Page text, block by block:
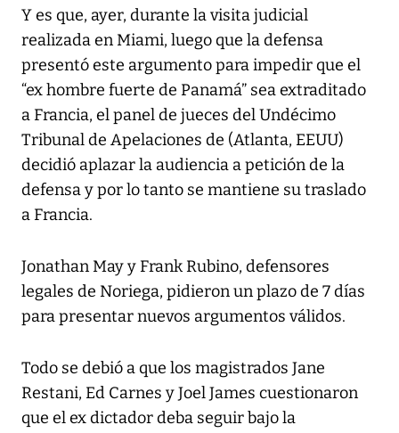
Y es que, ayer, durante la visita judicial
realizada en Miami, luego que la defensa
presentó este argumento para impedir que el
“ex hombre fuerte de Panamá” sea extraditado
a Francia, el panel de jueces del Undécimo
Tribunal de Apelaciones de (Atlanta, EEUU)
decidió aplazar la audiencia a petición de la
defensa y por lo tanto se mantiene su traslado
a Francia.
Jonathan May y Frank Rubino, defensores
legales de Noriega, pidieron un plazo de 7 días
para presentar nuevos argumentos válidos.
Todo se debió a que los magistrados Jane
Restani, Ed Carnes y Joel James cuestionaron
que el ex dictador deba seguir bajo la